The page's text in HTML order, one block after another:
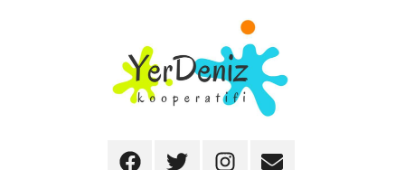
FacebookTwitter Instagram
E-